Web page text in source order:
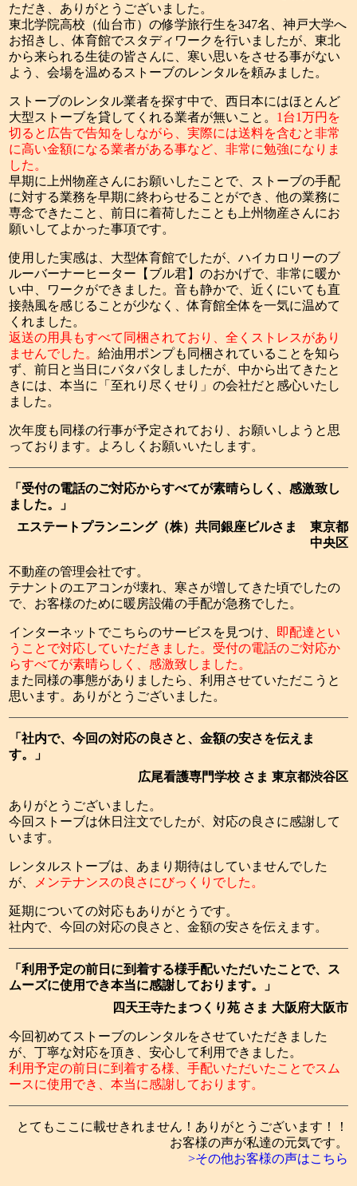
ただき、ありがとうございました。
東北学院高校（仙台市）の修学旅行生を347名、神戸大学へ
お招きし、体育館でスタディワークを行いましたが、東北
から来られる生徒の皆さんに、寒い思いをさせる事がない
よう、会場を温めるストーブのレンタルを頼みました。
ストーブのレンタル業者を探す中で、西日本にはほとんど
大型ストーブを貸してくれる業者が無いこと。 1台1万円を
切ると広告で告知をしながら、実際には送料を含むと非常
に高い金額になる業者がある事など、非常に勉強になりま
した。
早期に上州物産さんにお願いしたことで、ストーブの手配
に対する業務を早期に終わらせることができ、他の業務に
専念できたこと、前日に着荷したことも上州物産さんにお
願いしてよかった事項です。
使用した実感は、大型体育館でしたが、ハイカロリーのブ
ルーバーナーヒーター【ブル君】のおかげで、非常に暖か
い中、ワークができました。音も静かで、近くにいても直
接熱風を感じることが少なく、体育館全体を一気に温めて
くれました。
返送の用具もすべて同梱されており、全くストレスがあり
ませんでした。給油用ポンプも同梱されていることを知ら
ず、前日と当日にバタバタしましたが、中から出てきたと
きには、本当に「至れり尽くせり」の会社だと感心いたし
ました。
次年度も同様の行事が予定されており、お願いしようと思
っております。よろしくお願いいたします。
「受付の電話のご対応からすべてが素晴らしく、感激致し
ました。」
エステートプランニング（株）共同銀座ビルさま 東京都
中央区
不動産の管理会社です。
テナントのエアコンが壊れ、寒さが増してきた頃でしたの
で、お客様のために暖房設備の手配が急務でした。
インターネットでこちらのサービスを見つけ、
即配達とい
うことで対応していただきました。受付の電話のご対応か
らすべてが素晴らしく、感激致しました。
また同様の事態がありましたら、利用させていただこうと
思います。ありがとうございました。
「社内で、今回の対応の良さと、金額の安さを伝えま
す。」
広尾看護専門学校 さま 東京都渋谷区
ありがとうございました。
今回ストーブは休日注文でしたが、対応の良さに感謝して
います。
レンタルストーブは、あまり期待はしていませんでした
が、
メンテナンスの良さにびっくりでした。
延期についての対応もありがとうです。
社内で、今回の対応の良さと、金額の安さを伝えます。
「利用予定の前日に到着する様手配いただいたことで、ス
ムーズに使用でき本当に感謝しております。」
四天王寺たまつくり苑 さま 大阪府大阪市
今回初めてストーブのレンタルをさせていただきました
が、丁寧な対応を頂き、安心して利用できました。
利用予定の前日に到着する様、手配いただいたことでスム
ースに使用でき、本当に感謝しております。
とてもここに載せきれません！ありがとうございます！！
お客様の声が私達の元気です。
>その他お客様の声はこちら